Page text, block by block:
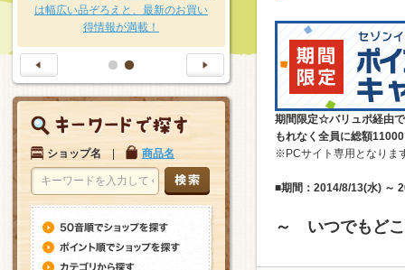
期間限定☆バリュポ経由
もれなく全員に総額
※PCサイト専用となりま
■期間：2014/8/13(水) ～
～ いつでもど
は幅広い品ぞろえと、最新のお買い
得情報が満載！
ショップ名 | 商品名